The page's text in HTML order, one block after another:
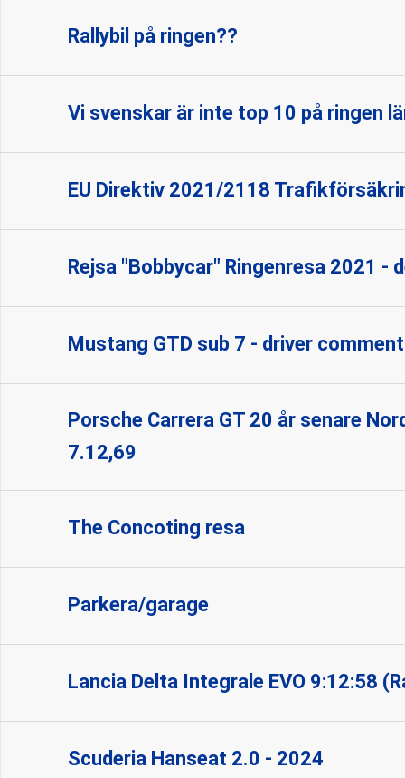
Rallybil på ringen??
Vi svenskar är inte top 10 på ringen
EU Direktiv 2021/2118
Rejsa "Bobbycar" Ringenresa 2021 -
Mustang GTD sub 7 - driver
Porsche Carrera GT 20 år senare
7.12,69
The Concoting resa
Parkera/garage
Lancia Delta Integrale EVO 9:12:58
Scuderia Hanseat 2.0 - 2024